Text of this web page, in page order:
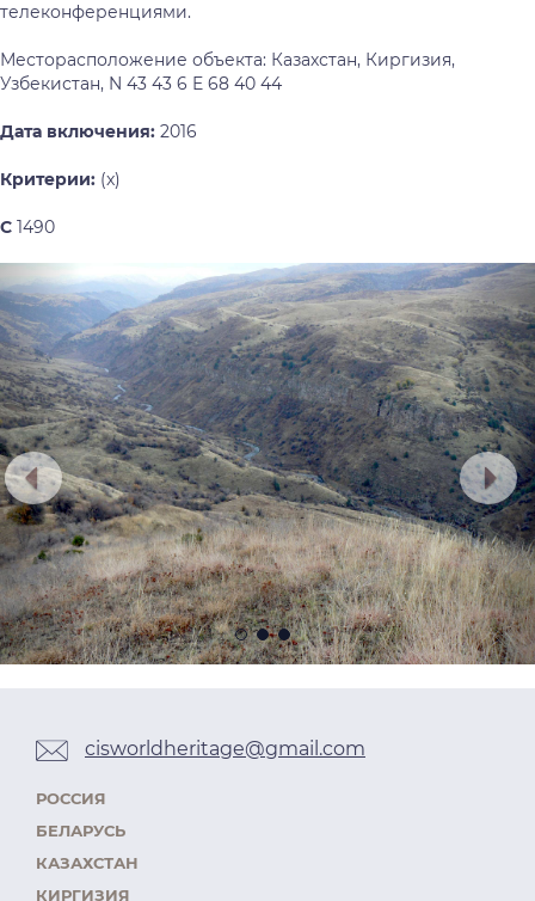
телеконференциями.
Месторасположение объекта: Казахстан, Киргизия,
Узбекистан, N 43 43 6 E 68 40 44
Дата включения: 2016
Критерии: (x)
С 1490
Предыдущий
cisworldheritage@gmail.com
РОССИЯ
БЕЛАРУСЬ
КАЗАХСТАН
КИРГИЗИЯ